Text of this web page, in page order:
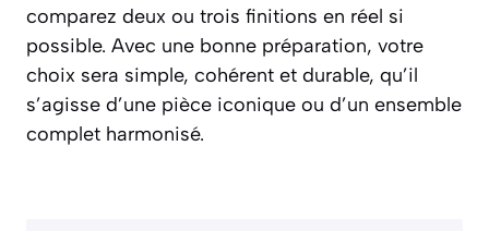
comparez deux ou trois finitions en réel si
possible. Avec une bonne préparation, votre
choix sera simple, cohérent et durable, qu’il
s’agisse d’une pièce iconique ou d’un ensemble
complet harmonisé.